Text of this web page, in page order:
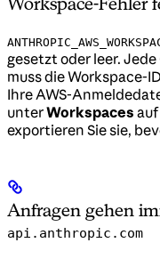
gesetzt oder leer.
muss die Workspace-
Ihre AWS-
unterWorkspaces
exportieren Sie sie,
Anfragen gehen
api.anthropic.com